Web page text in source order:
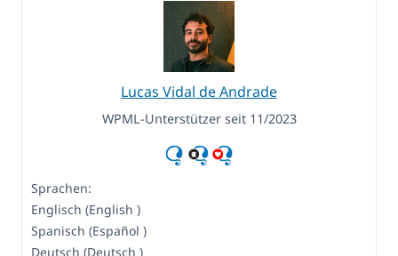
Lucas Vidal de Andrade
WPML-Unterstützer seit 11/2023
Sprachen:
Englisch (English )
Spanisch (Español )
Deutsch (Deutsch )